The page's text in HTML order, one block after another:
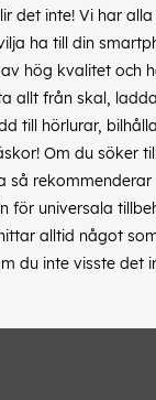
det inte! Vi har
ha till din
hög kvalitet och
allt från skal,
till hörlurar,
Om du söker
så
för universala
alltid något
du inte visste det